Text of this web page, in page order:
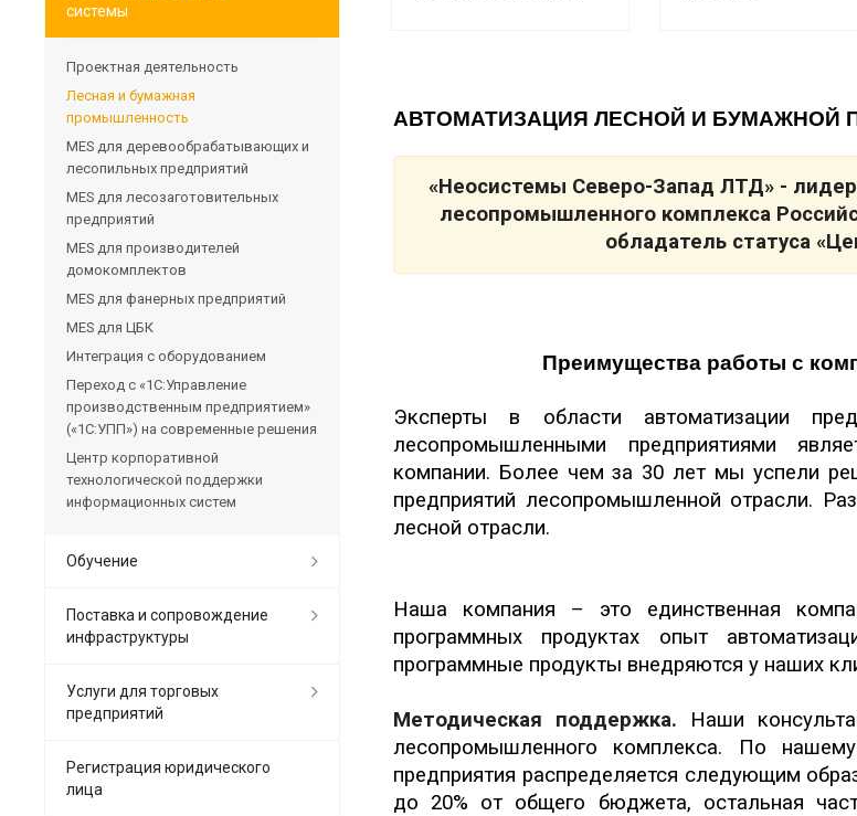
АВТОМАТИЗАЦИЯ ЛЕСНОЙ И
«Неосистемы Северо-Запад ЛТД» -
лесопромышленного комплекса
обладатель статуса
Преимущества работы с
Эксперты в области автоматизации
лесопромышленными предприятиями
компании. Более чем за 30 лет мы успели
предприятий лесопромышленной отрасли.
лесной отрасли.
Наша компания – это единственная
программных продуктах опыт
программные продукты внедряются у наших
Методическая поддержка.
Наши
лесопромышленного комплекса. По
предприятия распределяется следующим
до 20% от общего бюджета, остальная
системы
Проектная деятельность
Лесная и бумажная
промышленность
MES для деревообрабатывающих и
лесопильных предприятий
MES для лесозаготовительных
предприятий
MES для производителей
домокомплектов
MES для фанерных предприятий
MES для ЦБК
Интеграция с оборудованием
Переход с «1С:Управление
производственным предприятием»
(«1С:УПП») на современные решения
Центр корпоративной
технологической поддержки
информационных систем
Обучение
Поставка и сопровождение
инфраструктуры
Услуги для торговых
предприятий
Регистрация юридического
лица